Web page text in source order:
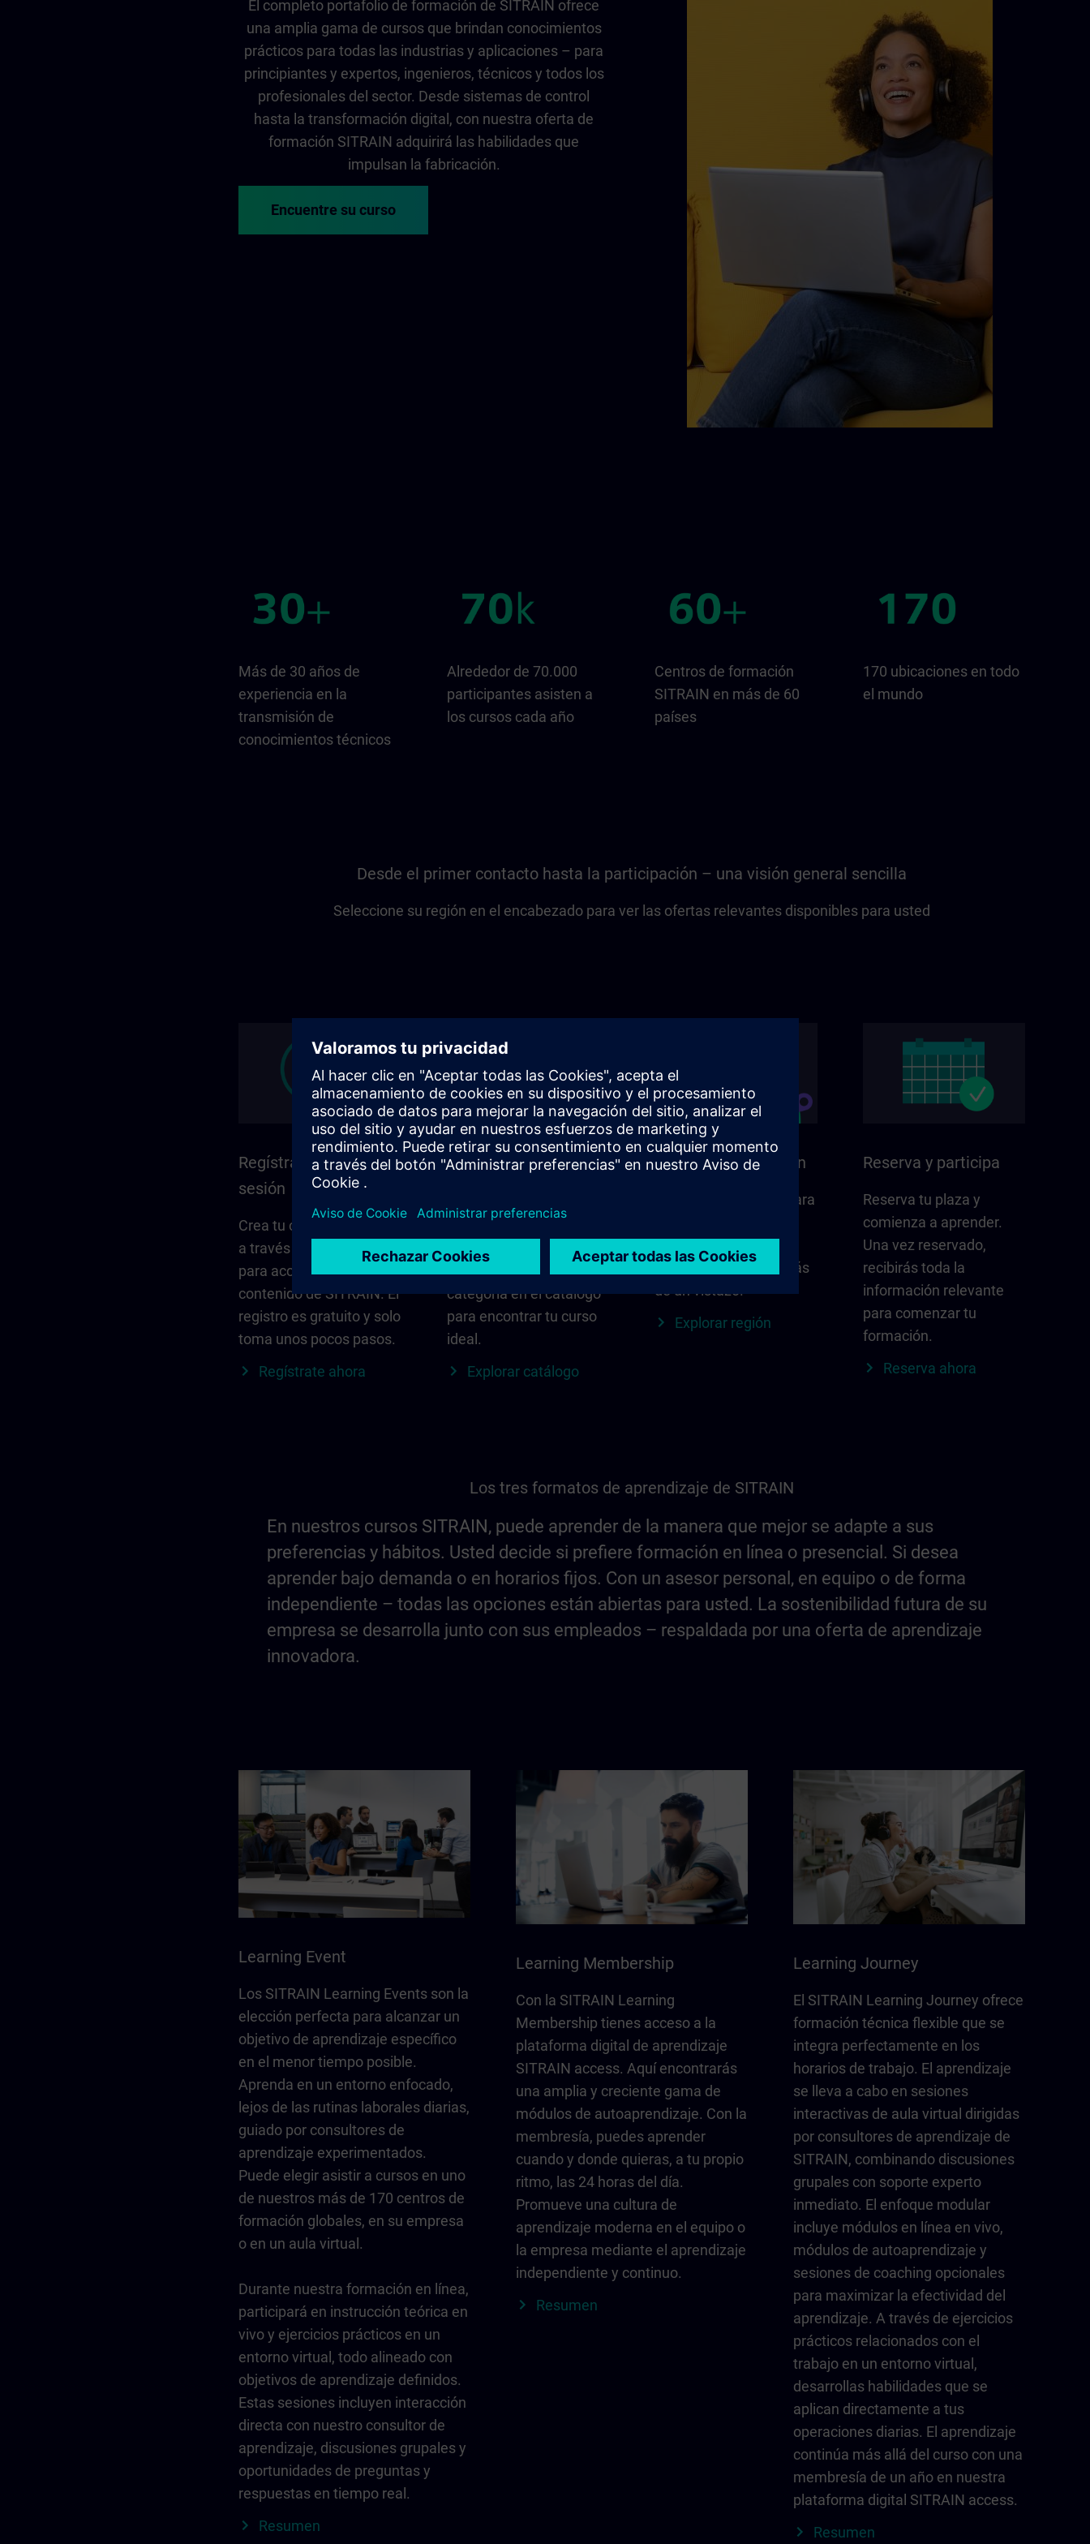
El completo portafolio de formación de SITRAIN ofrece
una amplia gama de cursos que brindan conocimientos
prácticos para todas las industrias y aplicaciones – para
principiantes y expertos, ingenieros, técnicos y todos los
profesionales del sector. Desde sistemas de control
hasta la transformación digital, con nuestra oferta de
formación SITRAIN adquirirá las habilidades que
impulsan la fabricación.
Encuentre su curso
Más de 30 años de
experiencia en la
transmisión de
conocimientos técnicos
Alrededor de 70.000
participantes asisten a
los cursos cada año
Centros de formación
SITRAIN en más de 60
países
170 ubicaciones en todo
el mundo
Desde el primer contacto hasta la participación – una visión general sencilla
Seleccione su región en el encabezado para ver las ofertas relevantes disponibles para usted
Regístrate e inicia
sesión
Crea tu cuenta personal
a través de Siemens ID
para acceder a todo el
contenido de SITRAIN. El
registro es gratuito y solo
toma unos pocos pasos.
Regístrate ahora
Encuentra el curso
Busca directamente
usando palabras clave y
filtros, o explora por
categoría en el catálogo
para encontrar tu curso
ideal.
Explorar catálogo
SITRAIN en su región
Todo lo que importa para
actualizaciones,
contactos locales y más
de un vistazo.
Explorar región
Reserva y participa
Reserva tu plaza y
comienza a aprender.
Una vez reservado,
recibirás toda la
información relevante
para comenzar tu
formación.
Reserva ahora
Los tres formatos de aprendizaje de SITRAIN
En nuestros cursos SITRAIN, puede aprender de la manera que mejor se adapte a sus
preferencias y hábitos. Usted decide si prefiere formación en línea o presencial. Si desea
aprender bajo demanda o en horarios fijos. Con un asesor personal, en equipo o de forma
independiente – todas las opciones están abiertas para usted. La sostenibilidad futura de su
empresa se desarrolla junto con sus empleados – respaldada por una oferta de aprendizaje
innovadora.
Learning Event
Los SITRAIN Learning Events son la
elección perfecta para alcanzar un
objetivo de aprendizaje específico
en el menor tiempo posible.
Aprenda en un entorno enfocado,
lejos de las rutinas laborales diarias,
guiado por consultores de
aprendizaje experimentados.
Puede elegir asistir a cursos en uno
de nuestros más de 170 centros de
formación globales, en su empresa
o en un aula virtual.
Durante nuestra formación en línea,
participará en instrucción teórica en
vivo y ejercicios prácticos en un
entorno virtual, todo alineado con
objetivos de aprendizaje definidos.
Estas sesiones incluyen interacción
directa con nuestro consultor de
aprendizaje, discusiones grupales y
oportunidades de preguntas y
respuestas en tiempo real.
Resumen
Learning Membership
Con la SITRAIN Learning
Membership tienes acceso a la
plataforma digital de aprendizaje
SITRAIN access. Aquí encontrarás
una amplia y creciente gama de
módulos de autoaprendizaje. Con la
membresía, puedes aprender
cuando y donde quieras, a tu propio
ritmo, las 24 horas del día.
Promueve una cultura de
aprendizaje moderna en el equipo o
la empresa mediante el aprendizaje
independiente y continuo.
Resumen
Learning Journey
El SITRAIN Learning Journey ofrece
formación técnica flexible que se
integra perfectamente en los
horarios de trabajo. El aprendizaje
se lleva a cabo en sesiones
interactivas de aula virtual dirigidas
por consultores de aprendizaje de
SITRAIN, combinando discusiones
grupales con soporte experto
inmediato. El enfoque modular
incluye módulos en línea en vivo,
módulos de autoaprendizaje y
sesiones de coaching opcionales
para maximizar la efectividad del
aprendizaje. A través de ejercicios
prácticos relacionados con el
trabajo en un entorno virtual,
desarrollas habilidades que se
aplican directamente a tus
operaciones diarias. El aprendizaje
continúa más allá del curso con una
membresía de un año en nuestra
plataforma digital SITRAIN access.
Resumen